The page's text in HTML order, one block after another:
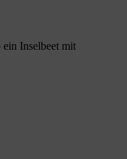
ein Inselbeet mit